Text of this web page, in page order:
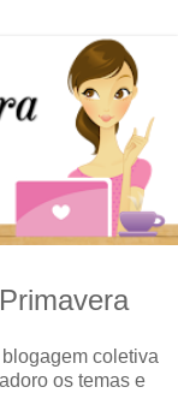
coletiva
os temas e